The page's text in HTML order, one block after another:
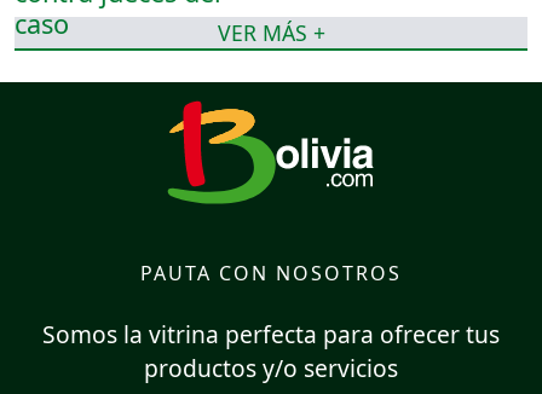
VER MÁS +
PAUTA CON NOSOTROS
Somos la vitrina perfecta para ofrecer tus
productos y/o servicios